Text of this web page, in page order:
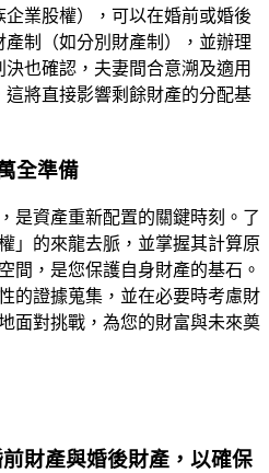
業股權），可以在婚前或婚後
制（如分別財產制），並辦理
也確認，夫妻間合意溯及適用
將直接影響剩餘財產的分配基
全準備
是資產重新配置的關鍵時刻。了
」的來龍去脈，並掌握其計算原
間，是您保護自身財產的基石。
的證據蒐集，並在必要時考慮財
面對挑戰，為您的財富與未來奠
財產與婚後財產，以確保